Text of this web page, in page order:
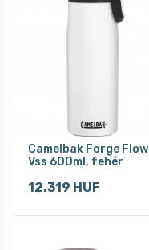
Camelbak Forge Flow
Vss 600ml, fehér
12.319 HUF